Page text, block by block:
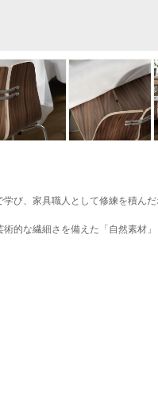
び、家具職人として修練を積ん
的な繊細さを備えた「自然素材